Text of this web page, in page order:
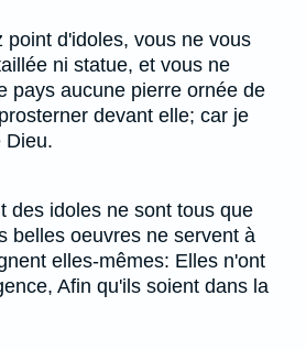
point d'idoles, vous ne vous
ni statue, et vous ne
pays aucune pierre ornée de
devant elle; car je
Dieu.
des idoles ne sont tous que
belles oeuvres ne servent à
elles-mêmes: Elles n'ont
Afin qu'ils soient dans la